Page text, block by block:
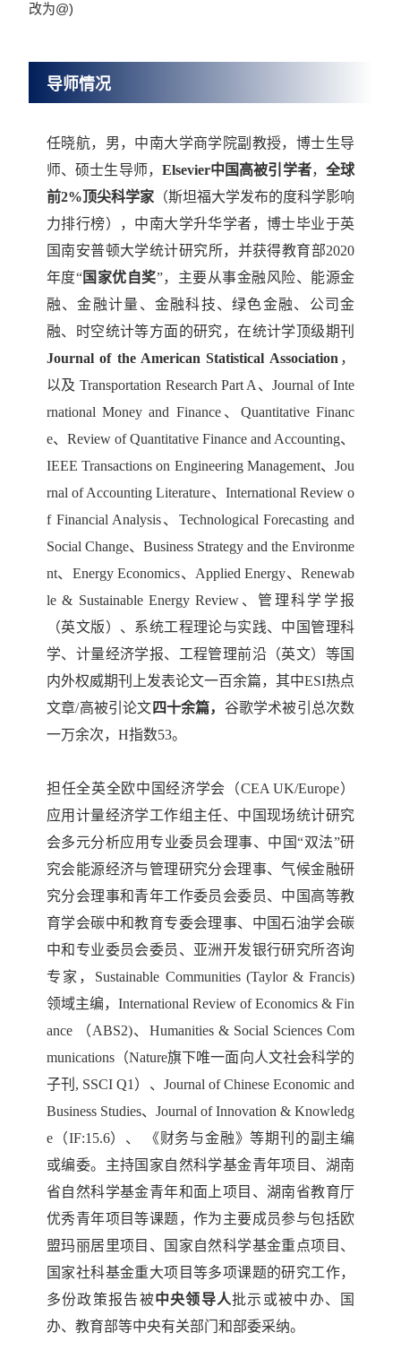
改为@)
导师情况
任晓航，男，中南大学商学院副教授，博士生导
师、硕士生导师， Elsevier中国高被引学者， 全球
前2%顶尖科学家（斯坦福大学发布的度科学影响
力排行榜），中南大学升华学者，博士毕业于英
国南安普顿大学统计研究所，并获得教育部2020
年度“国家优自奖”，主要从事金融风险、 能源金
融、金融计量、金融科技、绿色金融、公司金
融、时空统计等方面的研究，在统计学顶级期刊
Journal of the American Statistical Association ，
以及Transportation Research Part A、Journal of Inte
rnational Money and Finance、Quantitative Financ
e、Review of Quantitative Finance and Accounting、
IEEE Transactions on Engineering Management、Jou
rnal of Accounting Literature、International Review o
f Financial Analysis、Technological Forecasting and
Social Change、Business Strategy and the Environme
nt、Energy Economics、Applied Energy、Renewab
le & Sustainable Energy Review、 管理科学学报
（英文版）、系统工程理论与实践、中国管理科
学、 计量经济学报、工程管理前沿（英文） 等国
内外权威期刊上发表论文一百余篇，其中ESI热点
文章/高被引论文 四十余篇， 谷歌学术被引总次数
一万余次，H指数53。
担任全英全欧中国经济学会（CEA UK/Europe）
应用计量经济学工作组主任、中国现场统计研究
会多元分析应用专业委员会理事、中国“双法”研
究会能源经济与管理研究分会理事、气候金融研
究分会理事和青年工作委员会委员、中国高等教
育学会碳中和教育专委会理事、中国石油学会碳
中和专业委员会委员、亚洲开发银行研究所咨询
专家， Sustainable Communities (Taylor & Francis)
领域主编，International Review of Economics & Fin
ance （ABS2)、 Humanities & Social Sciences Com
munications（Nature旗下唯一面向人文社会科学的
子刊, SSCI Q1） 、 Journal of Chinese Economic and
Business Studies、 Journal of Innovation & Knowledg
e（IF:15.6）、
《财务与金融》等期刊的副主编
或编委。主持国家自然科学基金青年项目、 湖南
省自然科学基金青年和面上项目、湖南省教育厅
优秀青年项目等课题 ，作为主要成员参与包括欧
盟玛丽居里项目、国家自然科学基金重点项目、
国家社科基金重大项目等多项课题的研究工作，
多份政策报告被中央领导人批示或被中办、国
办、教育部等中央有关部门和部委采纳。